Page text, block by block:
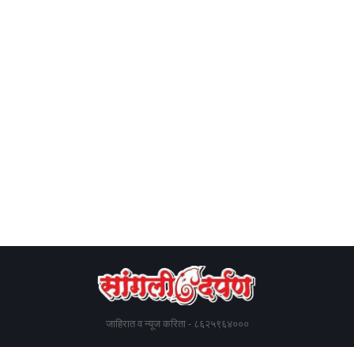
जाहिरात व न्यूज करिता - ८६२५९६४०००